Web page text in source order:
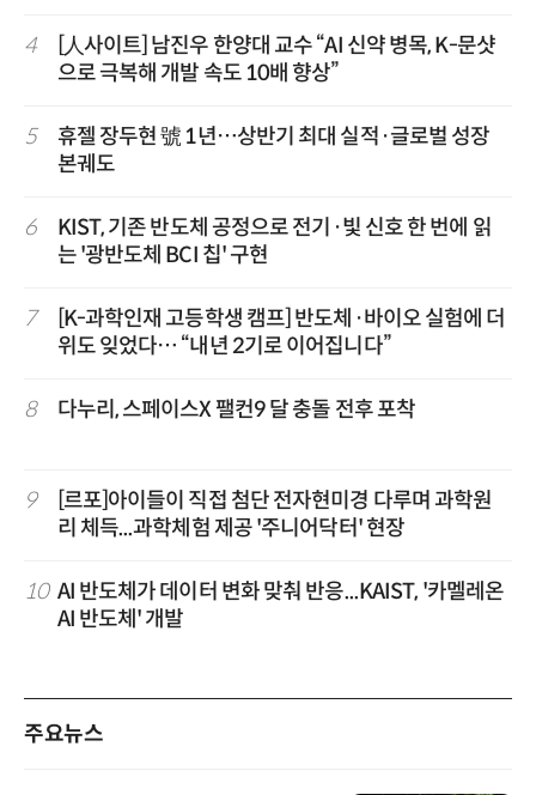
4
[人사이트] 남진우 한양대 교수 “AI 신약 병목, K-문샷
으로 극복해 개발 속도 10배 향상”
5
휴젤 장두현 號 1년…상반기 최대 실적·글로벌 성장
본궤도
6
KIST, 기존 반도체 공정으로 전기·빛 신호 한 번에 읽
는 '광반도체 BCI 칩' 구현
7
[K-과학인재 고등학생 캠프] 반도체·바이오 실험에 더
위도 잊었다… “내년 2기로 이어집니다”
8 다누리, 스페이스X 팰컨9 달 충돌 전후 포착
9
[르포]아이들이 직접 첨단 전자현미경 다루며 과학원
리 체득...과학체험 제공 '주니어닥터' 현장
10 AI 반도체가 데이터 변화 맞춰 반응...KAIST, '카멜레온
AI 반도체' 개발
주요뉴스